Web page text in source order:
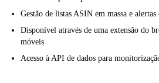
Gestão de listas ASIN em massa e alertas
Disponível através de uma extensão do
móveis
Acesso à API de dados para